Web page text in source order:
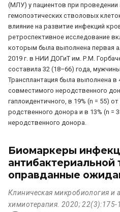
(МЛУ) у пациентов при проведении
гемопоэтических стволовых
влияние на развитие инфекций
ретроспективное исследование
которым была выполнена первая
2019 г. в НИИ ДОГиТ им. Р.М.
составила 32 (18–66) года, мужчины
Трансплантация была выполнена в
совместимого неродственного
гаплоидентичного, в 19% (n = 55)
родственного донора и в 13% (n =
неродственного донора.
Биомаркеры
антибактериальной
оправданные
Клиническая микробиология и
химиотерапия. 2020; 22(3):175-